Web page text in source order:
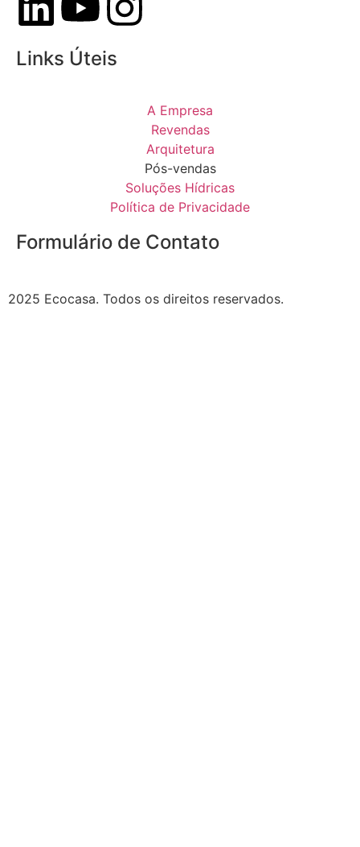
Links Úteis
A Empresa
Revendas
Arquitetura
Pós-vendas
Soluções Hídricas
Política de Privacidade
Formulário de Contato
2025 Ecocasa. Todos os direitos reservados.